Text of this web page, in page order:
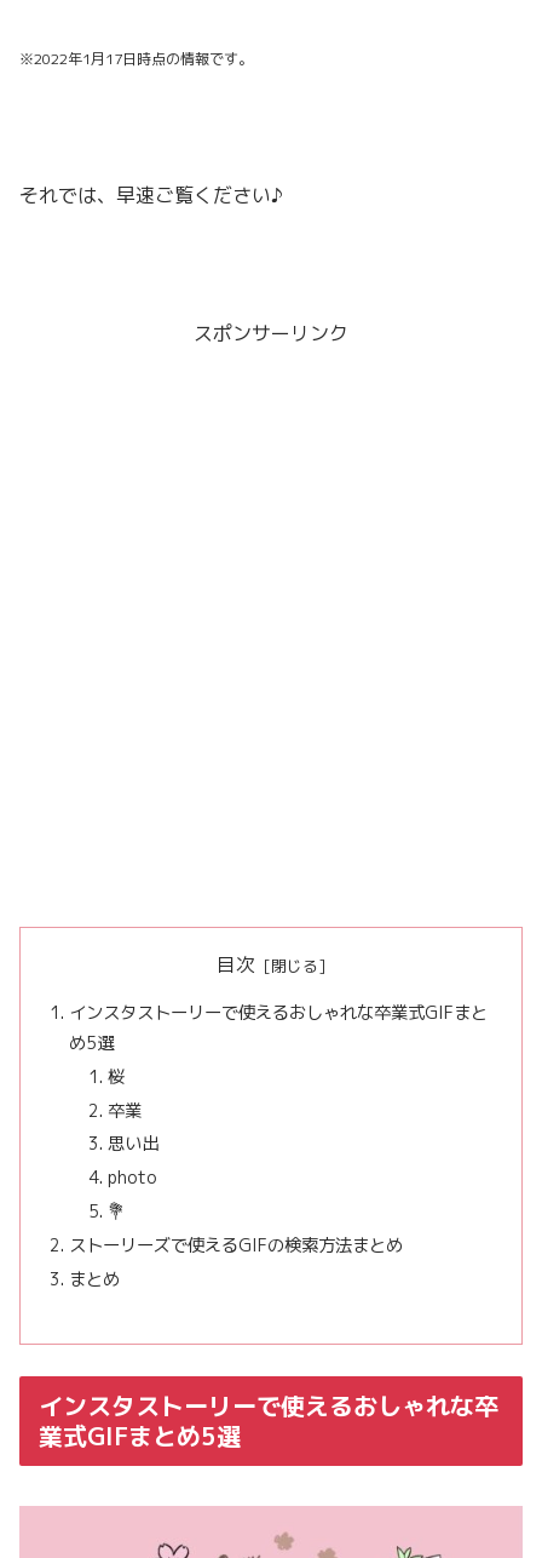
※2022年1月17日時点の情報です。
それでは、早速ご覧ください♪
スポンサーリンク
目次
インスタストーリーで使えるおしゃれな卒業式GIFまと
め5選
桜
卒業
思い出
photo
💐
ストーリーズで使えるGIFの検索方法まとめ
まとめ
インスタストーリーで使えるおしゃれな卒
業式GIFまとめ5選